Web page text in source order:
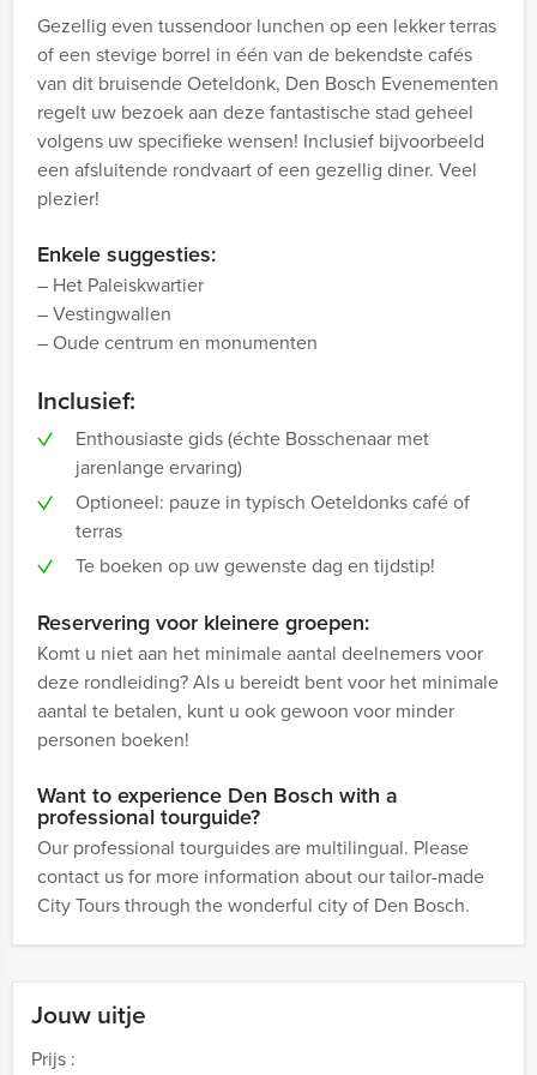
Jouw uitje
Prijs :
Gezellig even tussendoor lunchen op een lekker terras
of een stevige borrel in één van de bekendste cafés
van dit bruisende Oeteldonk, Den Bosch Evenementen
regelt uw bezoek aan deze fantastische stad geheel
volgens uw specifieke wensen! Inclusief bijvoorbeeld
een afsluitende rondvaart of een gezellig diner. Veel
plezier!
Enkele suggesties:
– Het Paleiskwartier
– Vestingwallen
– Oude centrum en monumenten
Inclusief:
Enthousiaste gids (échte Bosschenaar met
jarenlange ervaring)
Optioneel: pauze in typisch Oeteldonks café of
terras
Te boeken op uw gewenste dag en tijdstip!
Reservering voor kleinere groepen:
Komt u niet aan het minimale aantal deelnemers voor
deze rondleiding? Als u bereidt bent voor het minimale
aantal te betalen, kunt u ook gewoon voor minder
personen boeken!
Want to experience Den Bosch with a
professional tourguide?
Our professional tourguides are multilingual. Please
contact us for more information about our tailor-made
City Tours through the wonderful city of Den Bosch.